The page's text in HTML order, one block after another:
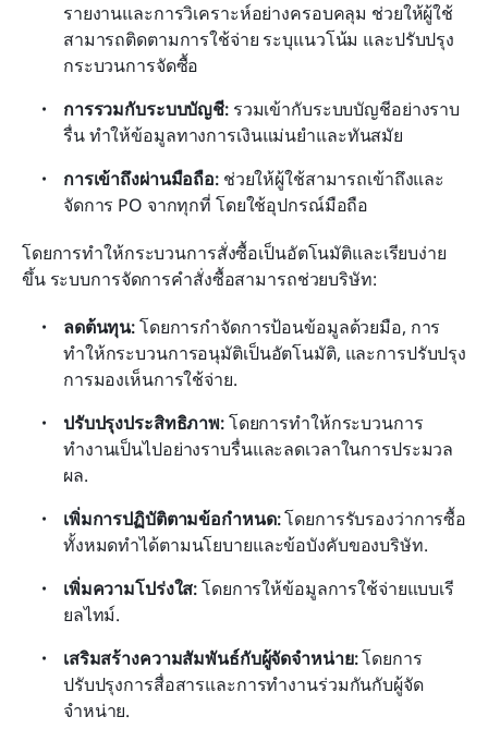
รายงานและการวิเคราะห์อย่างครอบคลุม ช่วยให้ผู้ใช้
สามารถติดตามการใช้จ่าย ระบุแนวโน้ม และปรับปรุง
กระบวนการจัดซื้อ
การรวมกับระบบบัญชี: รวมเข้ากับระบบบัญชีอย่างราบ
รื่น ทำให้ข้อมูลทางการเงินแม่นยำและทันสมัย
การเข้าถึงผ่านมือถือ: ช่วยให้ผู้ใช้สามารถเข้าถึงและ
จัดการ PO จากทุกที่ โดยใช้อุปกรณ์มือถือ
โดยการทำให้กระบวนการสั่งซื้อเป็นอัตโนมัติและเรียบง่าย
ขึ้น ระบบการจัดการคำสั่งซื้อสามารถช่วยบริษัท:
ลดต้นทุน: โดยการกำจัดการป้อนข้อมูลด้วยมือ, การ
ทำให้กระบวนการอนุมัติเป็นอัตโนมัติ, และการปรับปรุง
การมองเห็นการใช้จ่าย.
ปรับปรุงประสิทธิภาพ: โดยการทำให้กระบวนการ
ทำงานเป็นไปอย่างราบรื่นและลดเวลาในการประมวล
ผล.
เพิ่มการปฏิบัติตามข้อกำหนด: โดยการรับรองว่าการซื้อ
ทั้งหมดทำได้ตามนโยบายและข้อบังคับของบริษัท.
เพิ่มความโปร่งใส: โดยการให้ข้อมูลการใช้จ่ายแบบเรี
ยลไทม์.
เสริมสร้างความสัมพันธ์กับผู้จัดจำหน่าย: โดยการ
ปรับปรุงการสื่อสารและการทำงานร่วมกันกับผู้จัด
จำหน่าย.